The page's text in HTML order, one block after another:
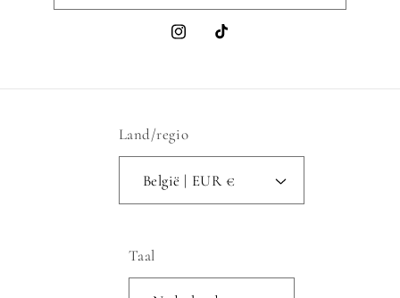
InstagramTikTok
Land/regio
België | EUR €
Taal